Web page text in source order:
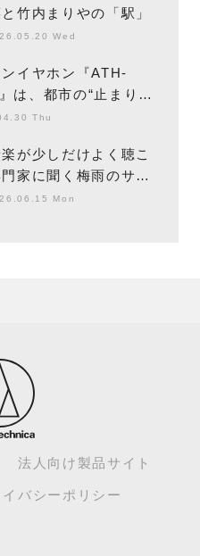
竹内まりやの「駅」
Wed
イヤホン『ATH-
は、都市の“止まり
ーシンガーソングライ
Thu
が少しだけよく聴こ
家に聞く梅雨のサウ
Mon
法人向け製品サイト
イバシーポリシー